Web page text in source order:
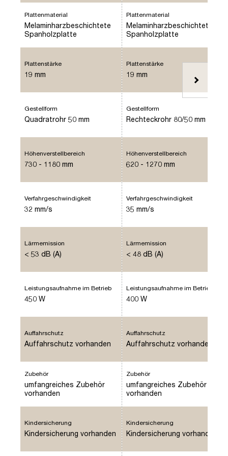
Plattenmaterial
Melaminharzbeschichtete
Spanholzplatte
Plattenstärke
19 mm
Gestellform
Quadratrohr 50 mm
Höhenverstellbereich
730 - 1180 mm
Verfahrgeschwindigkeit
32 mm/s
Lärmemission
< 53 dB (A)
Leistungsaufnahme im Betrieb
450 W
Auffahrschutz
Auffahrschutz vorhanden
Zubehör
umfangreiches Zubehör
vorhanden
Kindersicherung
Kindersicherung vorhanden
Eiche Tabak / Schwarz /
Sand / Anthrazit
Plattenmaterial
Melaminharzbeschichtete
Spanholzplatte
Plattenstärke
19 mm
Gestellform
Rechteckrohr 80/50 mm
Höhenverstellbereich
620 - 1270 mm
Verfahrgeschwindigkeit
35 mm/s
Lärmemission
< 48 dB (A)
Leistungsaufnahme im Betrieb
400 W
Auffahrschutz
Auffahrschutz vorhanden
Zubehör
umfangreiches Zubehör
vorhanden
Kindersicherung
Kindersicherung vorhanden